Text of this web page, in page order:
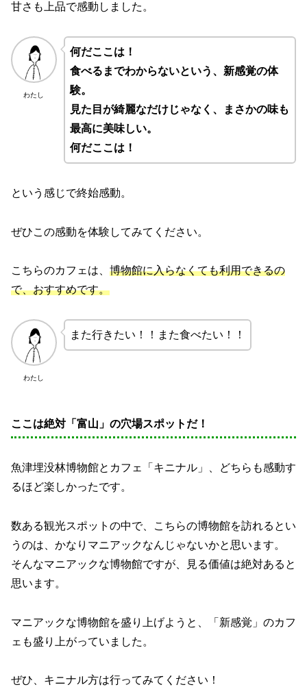
甘さも上品で感動しました。
わたし
何だここは！
食べるまでわからないという、新感覚の体
験。
見た目が綺麗なだけじゃなく、まさかの味も
最高に美味しい。
何だここは！
という感じで終始感動。
ぜひこの感動を体験してみてください。
こちらのカフェは、 博物館に入らなくても利用できるの
で、おすすめです。
わたし
また行きたい！！また食べたい！！
ここは絶対「富山」の穴場スポットだ！
魚津埋没林博物館とカフェ「キニナル」、どちらも感動す
るほど楽しかったです。
数ある観光スポットの中で、こちらの博物館を訪れるとい
うのは、かなりマニアックなんじゃないかと思います。
そんなマニアックな博物館ですが、見る価値は絶対あると
思います。
マニアックな博物館を盛り上げようと、「新感覚」のカフ
ェも盛り上がっていました。
ぜひ、キニナル方は行ってみてください！